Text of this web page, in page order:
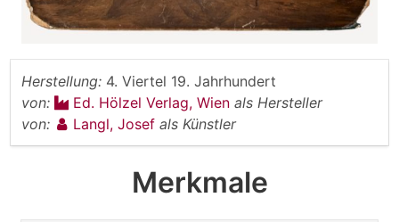
Herstellung: 4. Viertel 19. Jahrhundert
von:
Ed. Hölzel Verlag, Wien als Hersteller
von:
Langl, Josef als Künstler
Merkmale